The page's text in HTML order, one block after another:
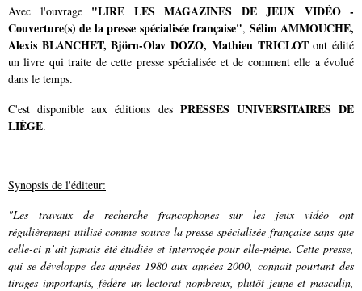
Avec l'ouvrage "LIRE LES MAGAZINES DE JEUX VIDÉO -
Couverture(s) de la presse spécialisée française", Sélim AMMOUCHE,
Alexis BLANCHET, Björn-Olav DOZO, Mathieu TRICLOTont édité
un livre qui traite de cette presse spécialisée et de comment elle a évolué
dans le temps.
C'est disponible aux éditions des PRESSES UNIVERSITAIRES DE
LIÈGE.
Synopsis de l'éditeur:
"Les travaux de recherche francophones sur les jeux vidéo ont
régulièrement utilisé comme source la presse spécialisée française sans que
celle-ci n’ait jamais été étudiée et interrogée pour elle-même. Cette presse,
qui se développe des années 1980 aux années 2000, connaît pourtant des
tirages importants, fédère un lectorat nombreux, plutôt jeune et masculin,